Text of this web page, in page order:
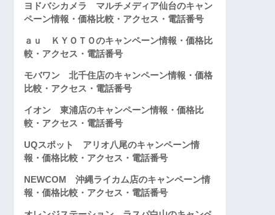
ヨドバシカメラ マルチメディア仙台のキャン
ペーン情報・価格比較・アクセス・電話番号
ａｕ ＫＹＯＴＯのキャンペーン情報・価格比
較・アクセス・電話番号
モバワン 北千住店のキャンペーン情報・価格
比較・アクセス・電話番号
イオン 東浦店のキャンペーン情報・価格比
較・アクセス・電話番号
UQスポット アリオ八尾のキャンペーン情
報・価格比較・アクセス・電話番号
NEWCOM 沖縄ライカム店のキャンペーン情
報・価格比較・アクセス・電話番号